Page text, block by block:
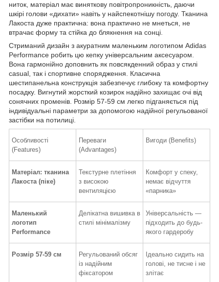
ниток, матеріал має виняткову повітропроникність, даючи
шкірі голови «дихати» навіть у найспекотнішу погоду. Тканина
Лакоста дуже практична: вона практично не мнеться, не
втрачає форму та стійка до блякнення на сонці.
Стриманий дизайн з акуратним маленьким логотипом Adidas
Performance робить цю кепку універсальним аксесуаром.
Вона гармонійно доповнить як повсякденний образ у стилі
casual, так і спортивне спорядження. Класична
шестипанельна конструкція забезпечує глибоку та комфортну
посадку. Вигнутий жорсткий козирок надійно захищає очі від
сонячних променів. Розмір 57-59 см легко підганяється під
індивідуальні параметри за допомогою надійної регульованої
застібки на потилиці.
Особливості
(Features)
Переваги
(Advantages)
Вигоди (Benefits)
Матеріал: тканина
Лакоста (піке)
Текстурне плетіння
з високою
вентиляцією
Комфорт у спеку,
немає відчуття
«парника»
Маленький
логотип
Performance
Делікатна вишивка в
стилі мінімалізму
Універсальність —
підходить до будь-
якого гардеробу
Розмір 57-59 см
Регульований обсяг
із надійним
фіксатором
Ідеально сидить на
голові, не тисне і не
злітає